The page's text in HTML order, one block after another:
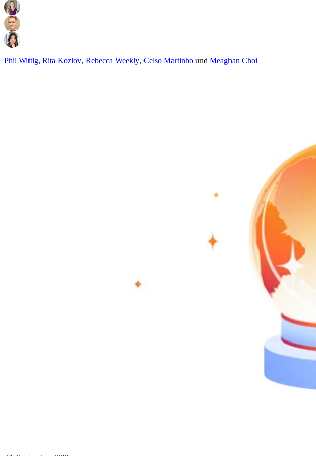
Phil Wittig, Rita Kozlov, Rebecca Weekly, Celso Martinho und Meaghan Choi